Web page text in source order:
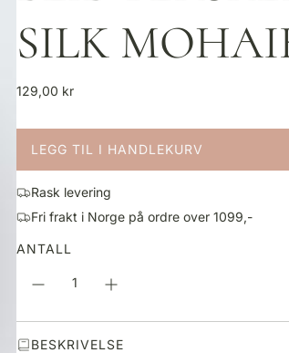
SILK
V
n
i
g
p
i
129,00 kr
LEGG TIL I HANDLEKURV
L
S
T
R
.
Rask levering
Fri frakt i Norge på ordre over 1099,-
ANTALL
BESKRIVELSE